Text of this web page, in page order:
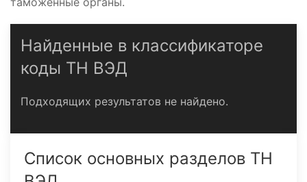
Найденные в классификаторе
коды ТН ВЭД
Подходящих результатов не найдено.
Список основных разделов ТН